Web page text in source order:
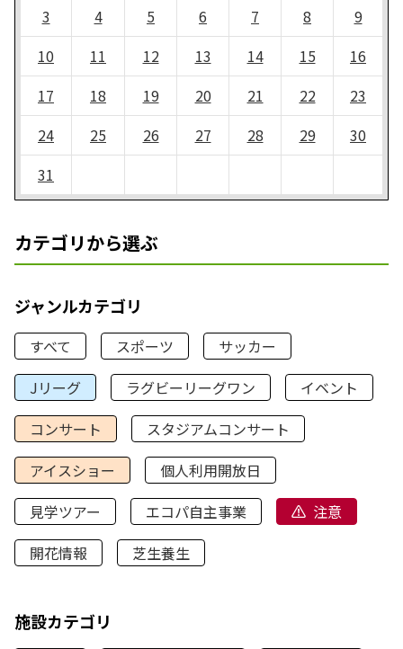
3
4 5 6 7 8
9
10
11 12 13 14 15
16
17
18 19 20 21 22
23
24
25 26 27 28 29
30
31
カテゴリから選ぶ
ジャンルカテゴリ
すべて スポーツ
サッカー
Jリーグ
ラグビーリーグワン
イベント
コンサート
スタジアムコンサート
アイスショー
個人利用開放日
見学ツアー
エコパ自主事業
注意
開花情報
芝生養生
施設カテゴリ